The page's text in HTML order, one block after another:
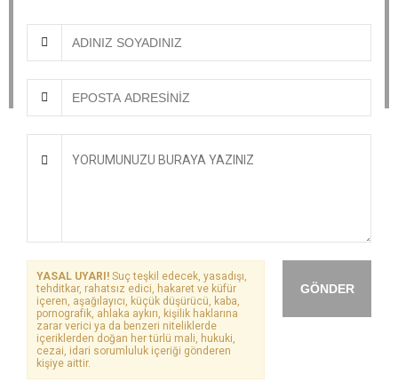
GÖNDER
YASAL UYARI! Suç teşkil edecek, yasadışı,
tehditkar, rahatsız edici, hakaret ve küfür
içeren, aşağılayıcı, küçük düşürücü, kaba,
pornografik, ahlaka aykırı, kişilik haklarına
zarar verici ya da benzeri niteliklerde
içeriklerden doğan her türlü mali, hukuki,
cezai, idari sorumluluk içeriği gönderen
kişiye aittir.